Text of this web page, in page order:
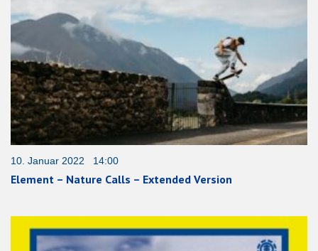
10. Januar 2022 14:00
Element – Nature Calls – Extended Version